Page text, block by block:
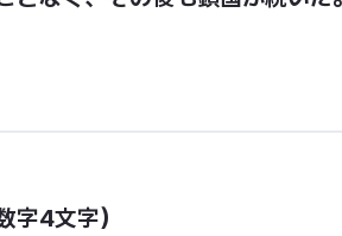
字4文字）